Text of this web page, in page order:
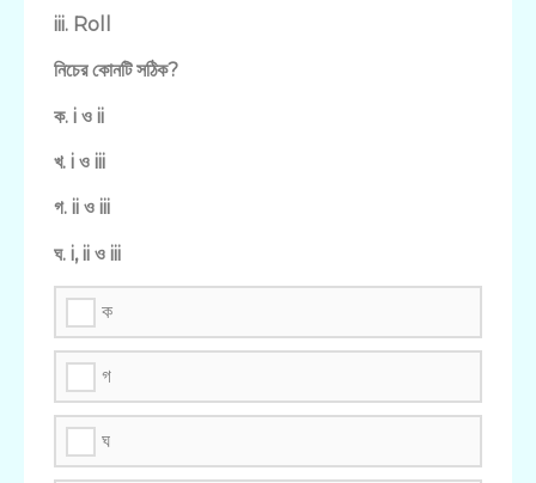
iii. Roll
নিচের কোনটি সঠিক?
ক. i ও ii
খ. i ও iii
গ. ii ও iii
ঘ. i, ii ও iii
ক
গ
ঘ